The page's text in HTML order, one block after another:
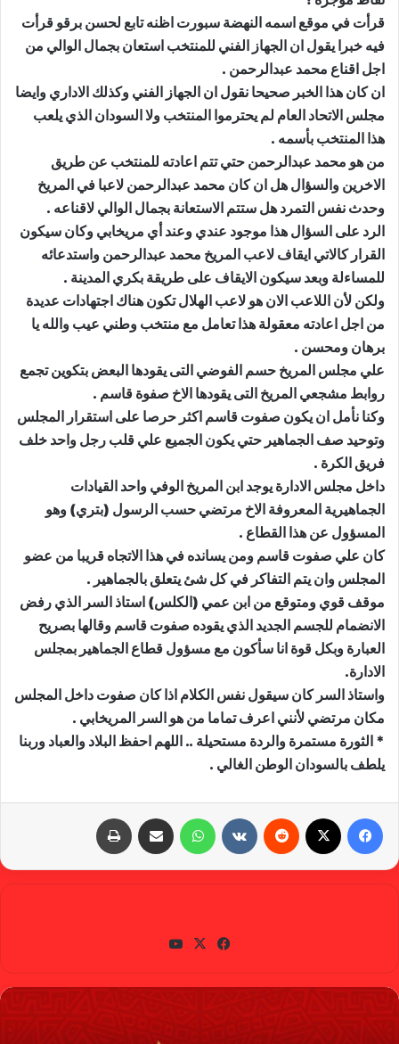
قرأت في موقع اسمه النهضة سبورت اظنه تابع لحسن برقو قرأت
فيه خبرا يقول ان الجهاز الفني للمنتخب استعان بجمال الوالي من
اجل اقناع محمد عبدالرحمن .
ان كان هذا الخبر صحيحا نقول ان الجهاز الفني وكذلك الاداري وايضا
مجلس الاتحاد العام لم يحترموا المنتخب ولا السودان الذي يلعب
هذا المنتخب بأسمه .
من هو محمد عبدالرحمن حتي تتم اعادته للمنتخب عن طريق
الاخرين والسؤال هل ان كان محمد عبدالرحمن لاعبا في المريخ
وحدث نفس التمرد هل ستتم الاستعانة بجمال الوالي لاقناعه .
الرد على السؤال هذا موجود عندي وعند أي مريخابي وكان سيكون
القرار كالاتي ايقاف لاعب المريخ محمد عبدالرحمن واستدعائه
للمساءلة وبعد سيكون الايقاف على طريقة بكري المدينة .
ولكن لأن اللاعب الان هو لاعب الهلال تكون هناك اجتهادات عديدة
من اجل اعادته معقولة هذا تعامل مع منتخب وطني عيب والله يا
برهان ومحسن .
علي مجلس المريخ حسم الفوضي التى يقودها البعض بتكوين تجمع
روابط مشجعي المريخ التى يقودها الاخ صفوة قاسم .
وكنا نأمل ان يكون صفوت قاسم اكثر حرصا على استقرار المجلس
وتوحيد صف الجماهير حتي يكون الجميع علي قلب رجل واحد خلف
فريق الكرة .
داخل مجلس الادارة يوجد ابن المريخ الوفي واحد القيادات
الجماهيرية المعروفة الاخ مرتضي حسب الرسول (بتري) وهو
المسؤول عن هذا القطاع .
كان علي صفوت قاسم ومن يسانده في هذا الاتجاه قريبا من عضو
المجلس وان يتم التفاكر في كل شئ يتعلق بالجماهير .
موقف قوي ومتوقع من ابن عمي (الكلس) استاذ السر الذي رفض
الانضمام للجسم الجديد الذي يقوده صفوت قاسم وقالها بصريح
العبارة وبكل قوة انا سأكون مع مسؤول قطاع الجماهير بمجلس
الادارة.
واستاذ السر كان سيقول نفس الكلام اذا كان صفوت داخل المجلس
مكان مرتضي لأنني اعرف تماما من هو السر المريخابي .
* الثورة مستمرة والردة مستحيلة .. اللهم احفظ البلاد والعباد وربنا
يلطف بالسودان الوطن الغالي .
واتساب
في
وك
X